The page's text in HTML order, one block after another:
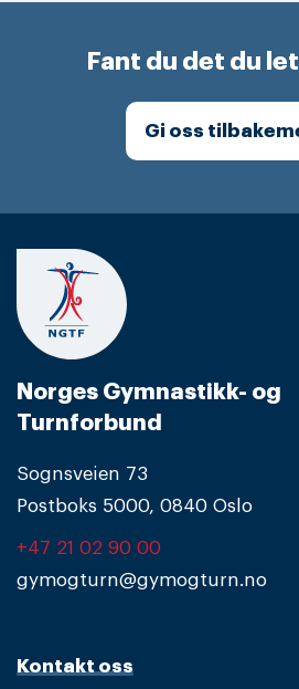
Fant du det du
Gi oss
Norges Gymnastikk- og
Turnforbund
Sognsveien 73
Postboks 5000, 0840 Oslo
+47 21 02 90 00
gymogturn@gymogturn.no
Kontakt oss